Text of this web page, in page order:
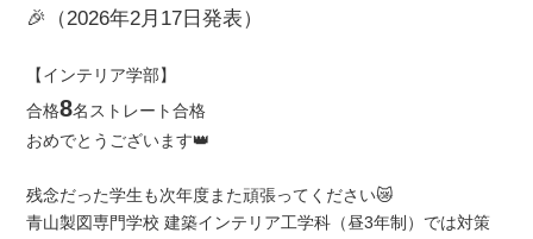
🎉（2026年2月17日発表）
【インテリア学部】
合格8名ストレート合格
おめでとうございます👑
残念だった学生も次年度また頑張ってください😿
青山製図専門学校 建築インテリア工学科（昼3年制）では対策